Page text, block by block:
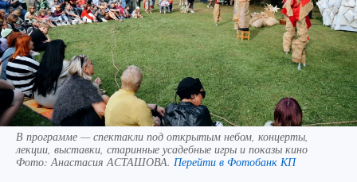
В программе — спектакли под открытым небом, концерты,
лекции, выставки, старинные усадебные игры и показы кино
Фото:Анастасия АСТАШОВА. Перейти в Фотобанк КП